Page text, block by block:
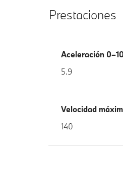
Prestaciones
Aceleración
5.9
Velocidad
140